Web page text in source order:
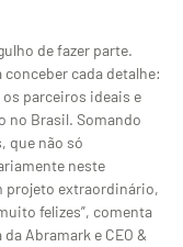
de fazer parte.
cada detalhe:
parceiros ideais e
no Brasil. Somando
que não só
neste
projeto extraordinário,
felizes”, comenta
Abramark e CEO &